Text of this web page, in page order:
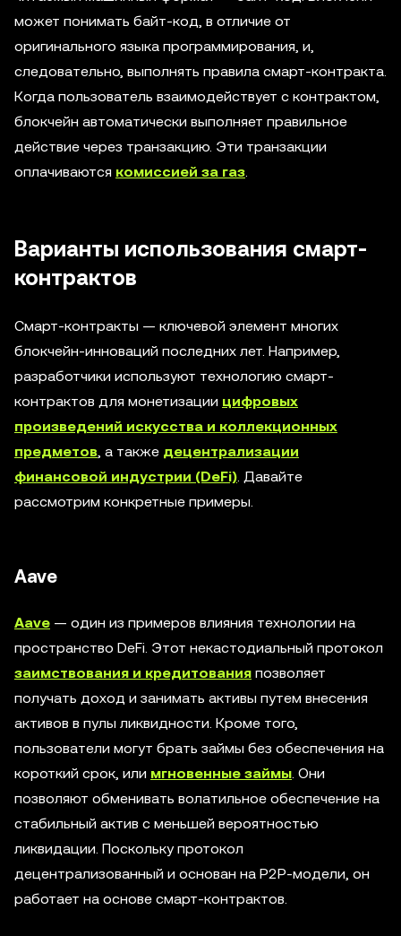
может понимать байт-код, в отличие от
оригинального языка программирования, и,
следовательно, выполнять правила смарт-контракта.
Когда пользователь взаимодействует с контрактом,
блокчейн автоматически выполняет правильное
действие через транзакцию. Эти транзакции
оплачиваются комиссией за газ.
Варианты использования смарт-
контрактов
Смарт-контракты — ключевой элемент многих
блокчейн-инноваций последних лет. Например,
разработчики используют технологию смарт-
контрактов для монетизации цифровых
произведений искусства и коллекционных
предметов, а также децентрализации
финансовой индустрии (DeFi). Давайте
рассмотрим конкретные примеры.
Aave
Aave — один из примеров влияния технологии на
пространство DeFi. Этот некастодиальный протокол
заимствования и кредитования позволяет
получать доход и занимать активы путем внесения
активов в пулы ликвидности. Кроме того,
пользователи могут брать займы без обеспечения на
короткий срок, или мгновенные займы. Они
позволяют обменивать волатильное обеспечение на
стабильный актив с меньшей вероятностью
ликвидации. Поскольку протокол
децентрализованный и основан на P2P-модели, он
работает на основе смарт-контрактов.